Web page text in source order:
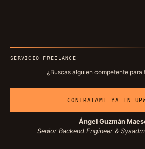
SERVICIO FREELANCE
¿Buscas alguien competente para
CONTRATAME YA EN
Ángel Guzmán
Senior Backend Engineer &